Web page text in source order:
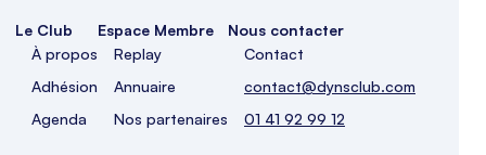
Le Club
À propos
Adhésion
Agenda
Espace Membre
Replay
Annuaire
Nos partenaires
Nous contacter
Contact
contact@dynsclub.com
01 41 92 99 12